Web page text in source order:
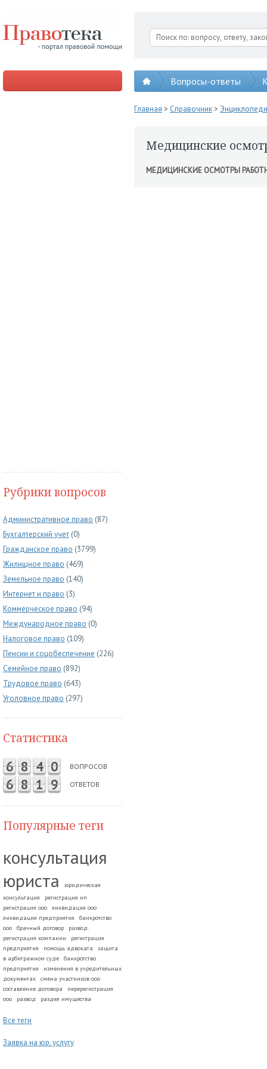
Вопросы-ответы
Рубрики вопросов
Административное право (87)
Бухгалтерский учет (0)
Гражданское право (3799)
Жилищное право (469)
Земельное право (140)
Интернет и право (3)
Коммерческое право (94)
Международное право (0)
Налоговое право (109)
Пенсии и соцобеспечение (226)
Семейное право (892)
Трудовое право (643)
Уголовное право (297)
Статистика
6 8 4 0 ВОПРОСОВ
6 8 1 9 ОТВЕТОВ
Популярные теги
консультация
юриста
юридическая
консультация
регистрация ип
регистрация ооо
ликвидация ооо
ликвидация предприятия
банкротство
ооо
брачный договор
развод.
регистрация компании
регистрация
предприятия
помощь адвоката
защита
в арбитражном суде
банкротство
предприятия
изменения в учредительных
документах
смена участников ооо
составление договора
перерегистрация
ооо
развод раздел имущества
Все теги
Заявка на юр. услугу
Главная > Справочник>
Медицинские
МЕДИЦИНСКИЕ ОСМОТРЫ